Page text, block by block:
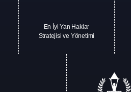
En İyi Yan Haklar
Stratejisi ve Yönetimi